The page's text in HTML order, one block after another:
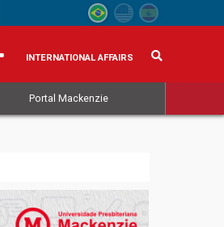
INTERNATIONAL AFFAIRS
Portal Mackenzie